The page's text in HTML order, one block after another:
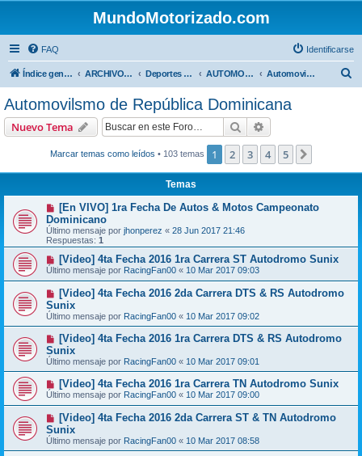
MundoMotorizado.com
FAQ Identificarse
Índice general ARCHIVO HASTA 2018 Deportes Internacionales AUTOMOVILISMO DE CENTROAMERICA Automovilsmo de República Dominicana
Automovilsmo de República Dominicana
Nuevo Tema Buscar
Marcar temas como leídos • 103 temas 1 2 3 4 5
Temas
[En VIVO] 1ra Fecha De Autos & Motos Campeonato
Dominicano
Último mensaje por jhonperez « 28 Jun 2017 21:46
Respuestas: 1
[Video] 4ta Fecha 2016 1ra Carrera ST Autodromo Sunix
Último mensaje por RacingFan00 « 10 Mar 2017 09:03
[Video] 4ta Fecha 2016 2da Carrera DTS & RS Autodromo
Sunix
Último mensaje por RacingFan00 « 10 Mar 2017 09:02
[Video] 4ta Fecha 2016 1ra Carrera DTS & RS Autodromo
Sunix
Último mensaje por RacingFan00 « 10 Mar 2017 09:01
[Video] 4ta Fecha 2016 1ra Carrera TN Autodromo Sunix
Último mensaje por RacingFan00 « 10 Mar 2017 09:00
[Video] 4ta Fecha 2016 2da Carrera ST & TN Autodromo
Sunix
Último mensaje por RacingFan00 « 10 Mar 2017 08:58